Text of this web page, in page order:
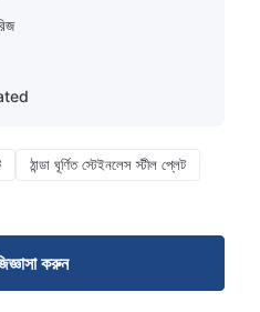
ঠান্ডা ঘূর্ণিত স্টেইনলেস স্টীল প্লেট
করুন